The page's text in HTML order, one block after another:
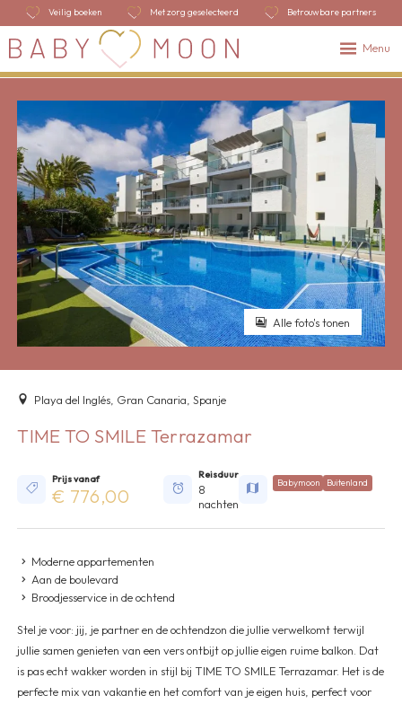
Veilig boeken Met zorg geselecteerd Betrouwbare partners
Menu
Alle foto's tonen
Playa del Inglés, Gran Canaria, Spanje
TIME TO SMILE Terrazamar
Prijs vanaf
€ 776,00
Reisduur
8
nachten
Babymoon Buitenland
Moderne appartementen
Aan de boulevard
Broodjesservice in de ochtend
Stel je voor: jij, je partner en de ochtendzon die jullie verwelkomt terwijl
jullie samen genieten van een vers ontbijt op jullie eigen ruime balkon. Dat
is pas echt wakker worden in stijl bij TIME TO SMILE Terrazamar. Het is de
perfecte mix van vakantie en het comfort van je eigen huis, perfect voor